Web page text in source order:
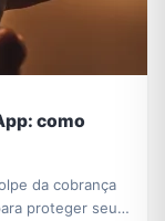
como
da cobrança
proteger seus